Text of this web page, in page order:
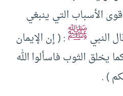
الأسباب التي ينبغي
النبيﷺ: ( إن الإيمان
الثوب فاسألوا الله
) .